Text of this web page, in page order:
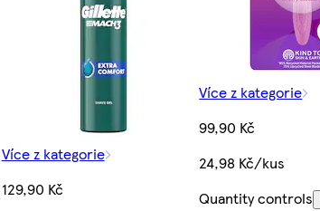
Více z kategorie
129,90 Kč
Více z kategorie
99,90 Kč
24,98 Kč/kus
Quantity controls